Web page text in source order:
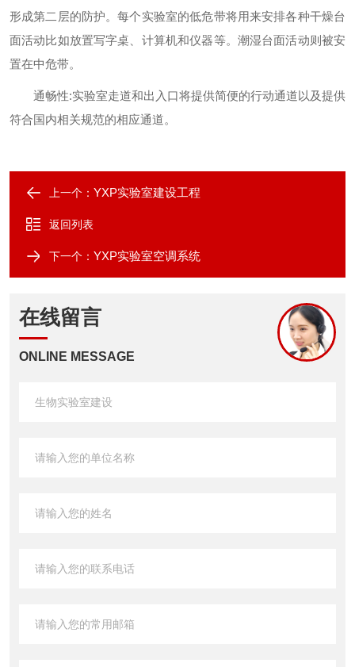
形成第二层的防护。每个实验室的低危带将用来安排各种干燥台
面活动比如放置写字桌、计算机和仪器等。潮湿台面活动则被安
置在中危带。
通畅性:实验室走道和出入口将提供简便的行动通道以及提供
符合国内相关规范的相应通道。
上一个： YXP实验室建设工程
返回列表
下一个： YXP实验室空调系统
在线留言
ONLINE MESSAGE